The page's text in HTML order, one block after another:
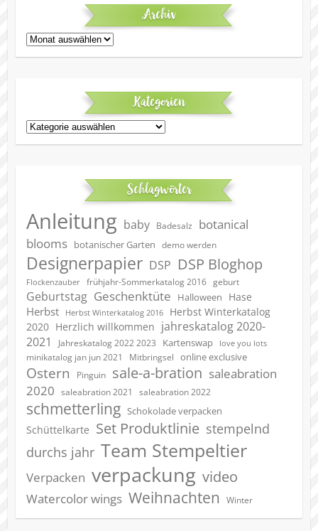
Archiv
Archiv
Kategorien
Kategorien
Schlagwörter
Anleitung baby Badesalz
botanical
blooms botanischer Garten demo werden
Designerpapier DSP DSP Bloghop
Flockenzauber frühjahr-Sommerkatalog 2016 geburt
Geburtstag Geschenktüte Halloween Hase
Herbst Herbst Winterkatalog 2016
Herbst Winterkatalog
2020 Herzlich willkommen jahreskatalog 2020-
2021
Jahreskatalog 2022 2023 Kartenswap love you lots
minikatalog jan jun 2021 Mitbringsel online exclusive
Ostern Pinguin sale-a-bration saleabration
2020
saleabration 2021 saleabration 2022
schmetterling Schokolade verpacken
Schüttelkarte Set Produktlinie stempelnd
durchs jahr Team Stempeltier
Verpacken verpackung video
Watercolor wings Weihnachten Winter